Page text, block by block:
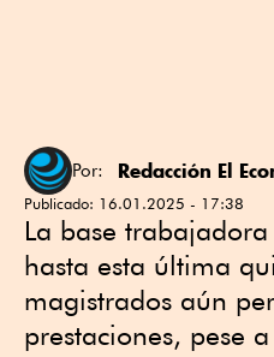
Por: Redacción El
Publicado: 16.01.2025 - 17:38
La base
hasta esta última
magistrados aún
prestaciones, pese